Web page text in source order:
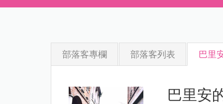
部落客專欄 部落客列表 巴里
巴里安